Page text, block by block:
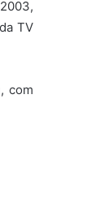
TV
com